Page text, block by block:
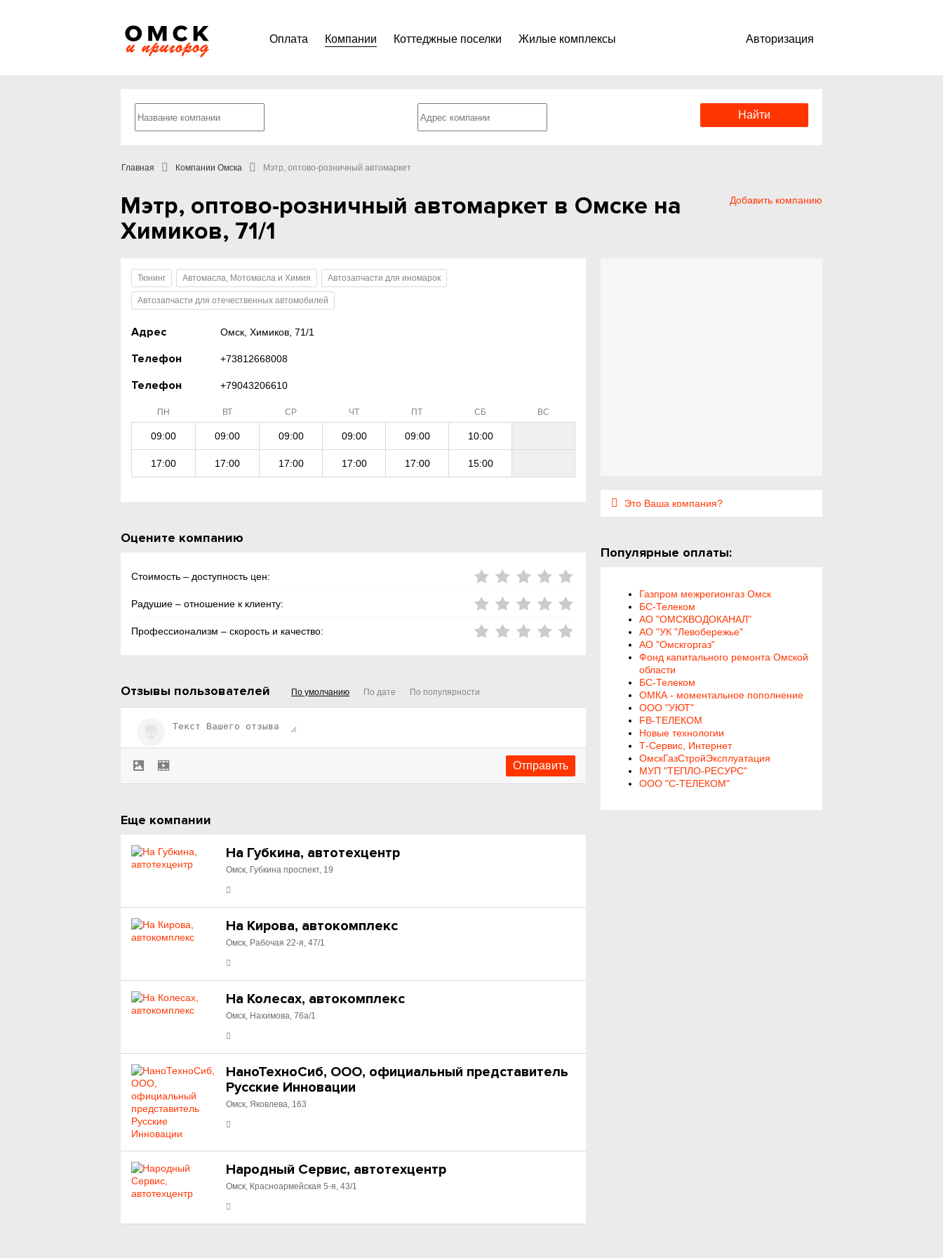
Оплата Компании Коттеджные поселки Жилые комплексы Авторизация
Главная Компании Омска Мэтр, оптово-розничный автомаркет
Добавить компанию
Мэтр, оптово-розничный автомаркет в Омске на
Химиков, 71/1
Тюнинг Автомасла, Мотомасла и Химия Автозапчасти для иномарок
Автозапчасти для отечественных автомобилей
Адрес Омск, Химиков, 71/1
Телефон +73812668008
Телефон +79043206610
ПН ВТ СР ЧТ ПТ СБ ВС
09:00 09:00 09:00 09:00 09:00 10:00
17:00 17:00 17:00 17:00 17:00 15:00
Оцените компанию
Стоимость – доступность цен:
Радушие – отношение к клиенту:
Профессионализм – скорость и качество:
Отзывы пользователей По умолчанию По дате По популярности
Еще компании
На Губкина, автотехцентр
Омск, Губкина проспект, 19
На Кирова, автокомплекс
Омск, Рабочая 22-я, 47/1
На Колесах, автокомплекс
Омск, Нахимова, 76а/1
НаноТехноСиб, ООО, официальный представитель
Русские Инновации
Омск, Яковлева, 163
Народный Сервис, автотехцентр
Омск, Красноармейская 5-я, 43/1
Это Ваша компания?
Популярные оплаты:
Газпром межрегионгаз Омск
БС-Телеком
АО "ОМСКВОДОКАНАЛ"
АО "УК "Левобережье"
АО "Омскгоргаз"
Фонд капитального ремонта Омской
области
БС-Телеком
ОМКА - моментальное пополнение
ООО "УЮТ"
FB-ТЕЛЕКОМ
Новые технологии
Т-Сервис, Интернет
ОмскГазСтройЭксплуатация
МУП "ТЕПЛО-РЕСУРС"
ООО "С-ТЕЛЕКОМ"